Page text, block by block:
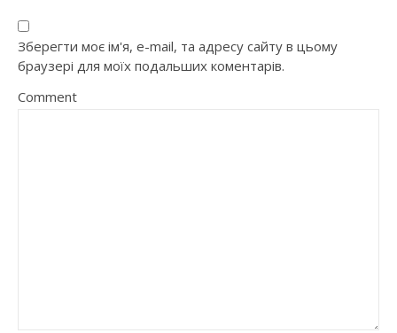
Зберегти моє ім'я, e-mail, та адресу сайту в цьому
браузері для моїх подальших коментарів.
Comment